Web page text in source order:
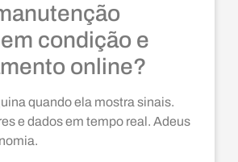
condição e
online?
quando ela mostra sinais.
e dados em tempo real. Adeus